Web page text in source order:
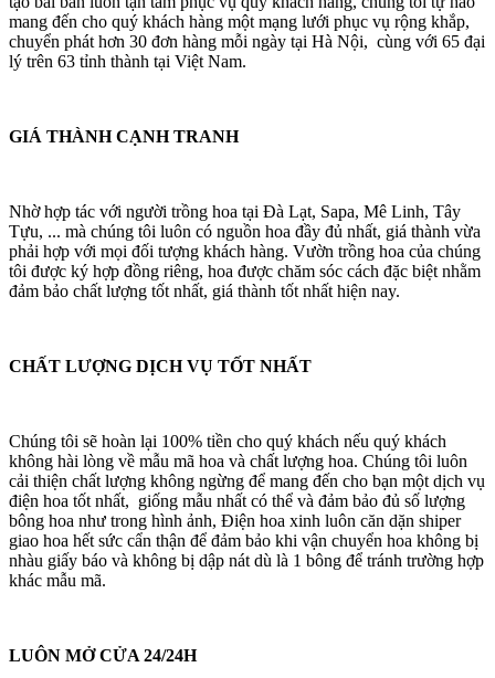
mang đến cho quý khách hàng một mạng lưới phục vụ rộng khắp,
chuyển phát hơn 30 đơn hàng mỗi ngày tại Hà Nội, cùng với 65 đại
lý trên 63 tỉnh thành tại Việt Nam.
GIÁ THÀNH CẠNH TRANH
Nhờ hợp tác với người trồng hoa tại Đà Lạt, Sapa, Mê Linh, Tây
Tựu, ... mà chúng tôi luôn có nguồn hoa đầy đủ nhất, giá thành vừa
phải hợp với mọi đối tượng khách hàng. Vườn trồng hoa của chúng
tôi được ký hợp đồng riêng, hoa được chăm sóc cách đặc biệt nhằm
đảm bảo chất lượng tốt nhất, giá thành tốt nhất hiện nay.
CHẤT LƯỢNG DỊCH VỤ TỐT NHẤT
Chúng tôi sẽ hoàn lại 100% tiền cho quý khách nếu quý khách
không hài lòng về mẫu mã hoa và chất lượng hoa. Chúng tôi luôn
cải thiện chất lượng không ngừng để mang đến cho bạn một dịch vụ
điện hoa tốt nhất, giống mẫu nhất có thể và đảm bảo đủ số lượng
bông hoa như trong hình ảnh, Điện hoa xinh luôn căn dặn shiper
giao hoa hết sức cẩn thận để đảm bảo khi vận chuyển hoa không bị
nhàu giấy báo và không bị dập nát dù là 1 bông để tránh trường hợp
khác mẫu mã.
LUÔN MỞ CỬA 24/24H